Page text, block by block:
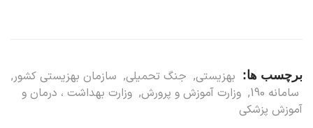
برچسب ها: بهزیستی, جنگ تحمیلی, سازمان بهزیستی کشور,
سامانه 190
, وزارت آموزش و پرورش, وزارت بهداشت ، درمان و
آموزش پزشکی